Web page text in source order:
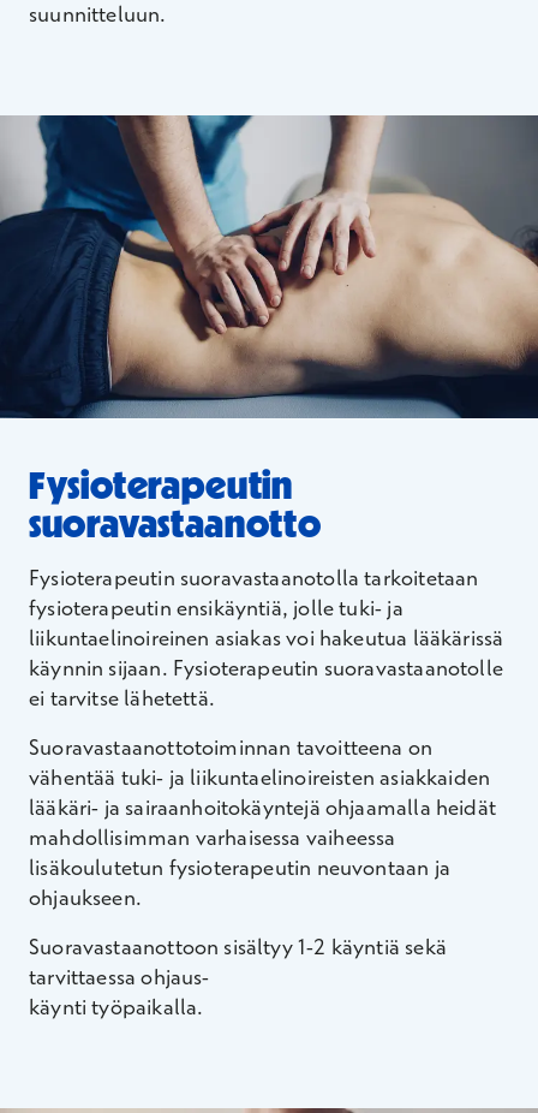
suunnitteluun.
Fysioterapeutin
suoravastaanotto
Fysioterapeutin suoravastaanotolla tarkoitetaan
fysioterapeutin ensikäyntiä, jolle tuki- ja
liikuntaelinoireinen asiakas voi hakeutua lääkärissä
käynnin sijaan. Fysioterapeutin suoravastaanotolle
ei tarvitse lähetettä.
Suoravastaanottotoiminnan tavoitteena on
vähentää tuki- ja liikuntaelinoireisten asiakkaiden
lääkäri- ja sairaanhoitokäyntejä ohjaamalla heidät
mahdollisimman varhaisessa vaiheessa
lisäkoulutetun fysioterapeutin neuvontaan ja
ohjaukseen.
Suoravastaanottoon sisältyy 1-2 käyntiä sekä
tarvittaessa ohjaus-
käynti työpaikalla.